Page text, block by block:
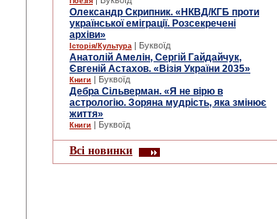
Олександр Скрипник. «НКВД/КГБ проти
української еміграції. Розсекречені
архіви»
Історія/Культура | Буквоїд
Анатолій Амелін, Сергій Гайдайчук,
Євгеній Астахов. «Візія України 2035»
Книги | Буквоїд
Дебра Сільверман. «Я не вірю в
астрологію. Зоряна мудрість, яка змінює
життя»
Книги | Буквоїд
Всі новинки